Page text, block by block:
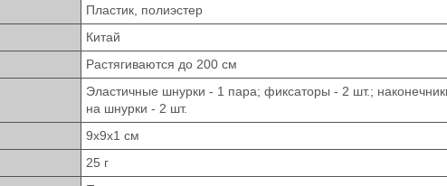
Пластик, полиэстер
Китай
Растягиваются до 200 см
Эластичные шнурки - 1 пара; фиксаторы - 2 шт.;
на шнурки - 2 шт.
9х9х1 см
25 г